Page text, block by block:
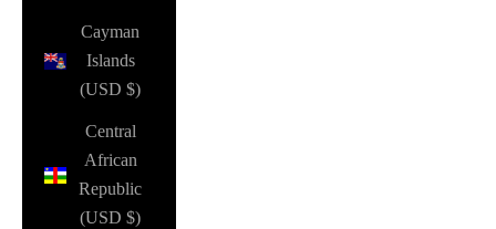
Cayman
Islands
(USD $)
Central
African
Republic
(USD $)